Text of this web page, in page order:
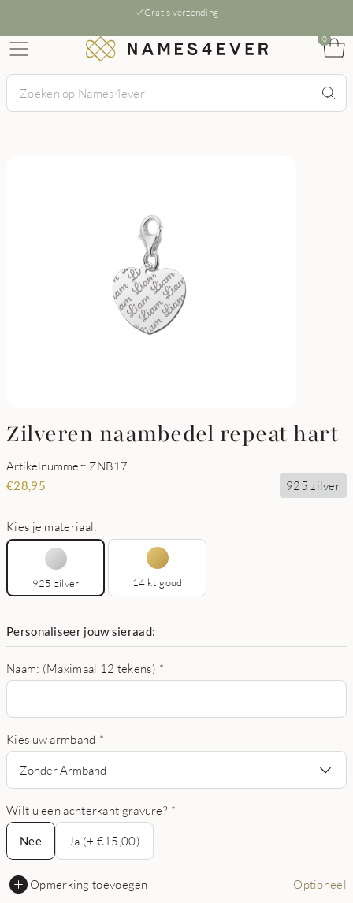
Gratis verzending
0
Zilveren naambedel repeat hart
Artikelnummer: ZNB17
€28,95 925 zilver
Kies je materiaal:
925 zilver 14 kt goud
Personaliseer jouw sieraad:
Naam: (Maximaal 12 tekens) *
Kies uw armband *
Zonder Armband
Wilt u een achterkant gravure? *
Nee
Nee
Ja (+ €15,00)
Opmerking toevoegen Optioneel